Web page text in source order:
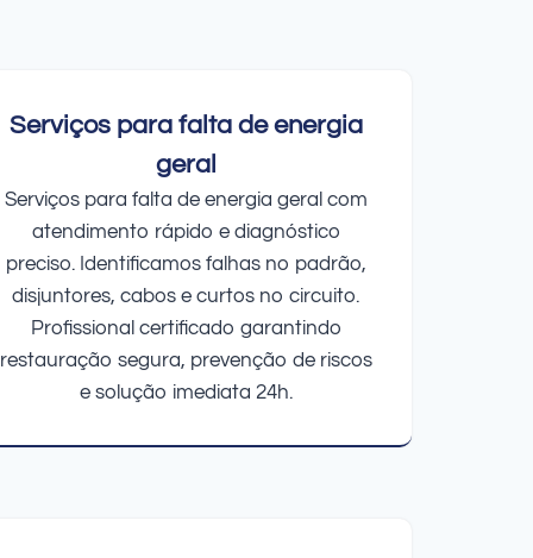
Serviços para falta de energia
geral
Serviços para falta de energia geral com
atendimento rápido e diagnóstico
preciso. Identificamos falhas no padrão,
disjuntores, cabos e curtos no circuito.
Profissional certificado garantindo
restauração segura, prevenção de riscos
e solução imediata 24h.